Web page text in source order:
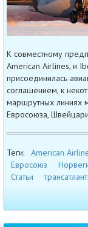
К совместному
American Airlines, и
присоединилась
соглашением, к
маршрутных линиях
Евросоюза,
Теги: American
Евросоюз
Статьи